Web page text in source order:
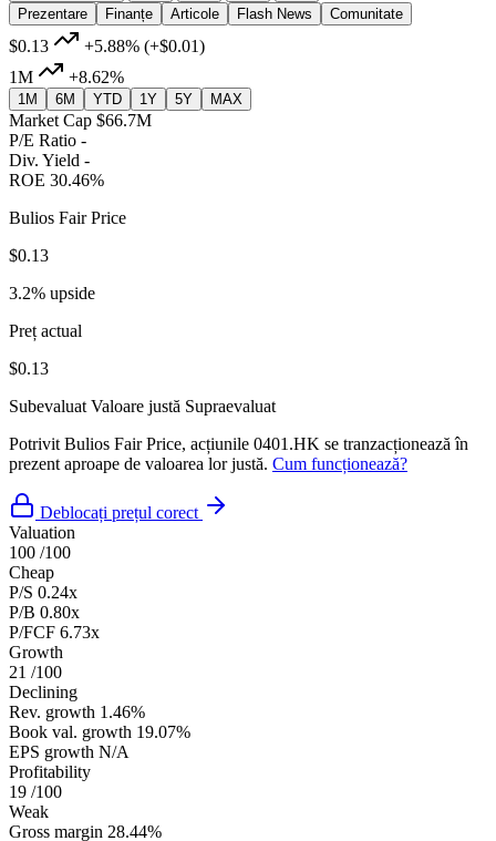
Prezentare
Finanțe Articole Flash News Comunitate
$0.13 +5.88% (+$0.01)
1M
+8.62%
1M 6M YTD 1Y 5Y MAX
Market Cap $66.7M
P/E Ratio -
Div. Yield -
ROE 30.46%
Bulios Fair Price
$0.13
3.2% upside
Preț actual
$0.13
Subevaluat Valoare justă Supraevaluat
Potrivit Bulios Fair Price, acțiunile 0401.HK se tranzacționează în
prezent aproape de valoarea lor justă. Cum funcționează?
Deblocați prețul corect
Valuation
100 /100
Cheap
P/S 0.24x
P/B 0.80x
P/FCF 6.73x
Growth
21 /100
Declining
Rev. growth 1.46%
Book val. growth 19.07%
EPS growth N/A
Profitability
19 /100
Weak
Gross margin 28.44%